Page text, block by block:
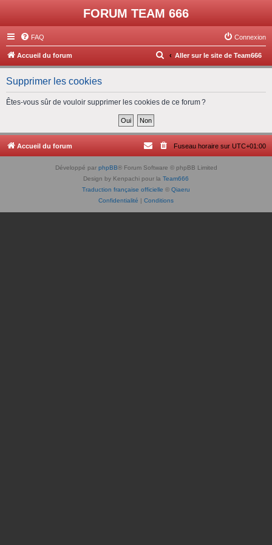
FORUM TEAM 666
FAQ Connexion
Accueil du forum Aller sur le site de Team666
R
e
c
h
e
r
Supprimer les cookies
Êtes-vous sûr de vouloir supprimer les cookies de ce forum ?
Accueil du forum Fuseau horaire sur UTC+01:00
Développé par phpBB® Forum Software © phpBB Limited
Design by Kenpachi pour la Team666
Traduction française officielle © Qiaeru
Confidentialité | Conditions